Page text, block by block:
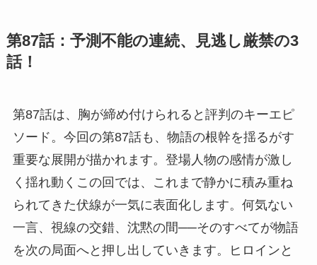
第87話：予測不能の連続、見逃し厳禁の3
話！
第87話は、胸が締め付けられると評判のキーエピ
ソード。今回の第87話も、物語の根幹を揺るがす
重要な展開が描かれます。登場人物の感情が激し
く揺れ動くこの回では、これまで静かに積み重ね
られてきた伏線が一気に表面化します。何気ない
一言、視線の交錯、沈黙の間──そのすべてが物語
を次の局面へと押し出していきます。ヒロインと